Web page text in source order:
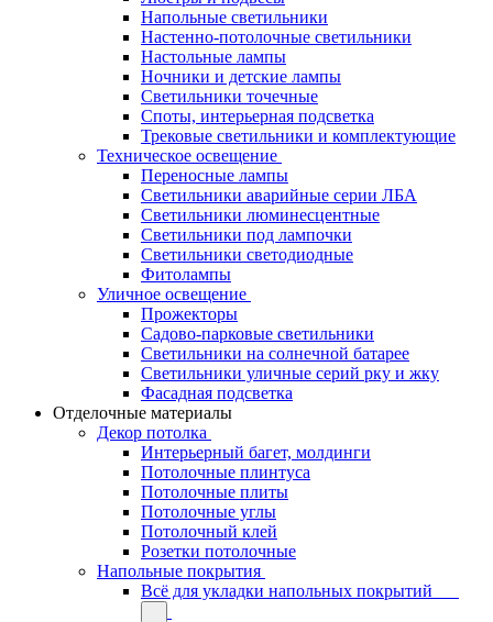
Напольные светильники
Настенно-потолочные светильники
Настольные лампы
Ночники и детские лампы
Светильники точечные
Споты, интерьерная подсветка
Трековые светильники и комплектующие
Техническое освещение
Переносные лампы
Светильники аварийные серии ЛБА
Светильники люминесцентные
Светильники под лампочки
Светильники светодиодные
Фитолампы
Уличное освещение
Прожекторы
Садово-парковые светильники
Светильники на солнечной батарее
Светильники уличные серий рку и жку
Фасадная подсветка
Отделочные материалы
Декор потолка
Интерьерный багет, молдинги
Потолочные плинтуса
Потолочные плиты
Потолочные углы
Потолочный клей
Розетки потолочные
Напольные покрытия
Всё для укладки напольных покрытий